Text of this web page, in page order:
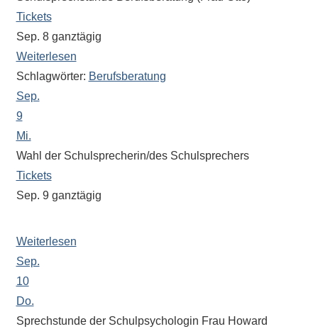
versuchen
auf
alle
Fragen
Antworten
zu
bieten.
Daneben
gibt
es
viele
den
Aktivitäten
an
unserer
Schule.
Tickets
Sep. 8 ganztägig
Weiterlesen
Schlagwörter: Berufsberatung
Sep.
9
Mi.
Wahl der Schulsprecherin/des Schulsprechers
Tickets
Sep. 9 ganztägig
Weiterlesen
Sep.
10
Do.
Sprechstunde der Schulpsychologin Frau Howard